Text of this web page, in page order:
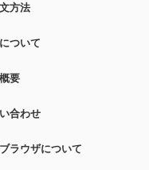
方法
ついて
要
合わせ
ラウザについて